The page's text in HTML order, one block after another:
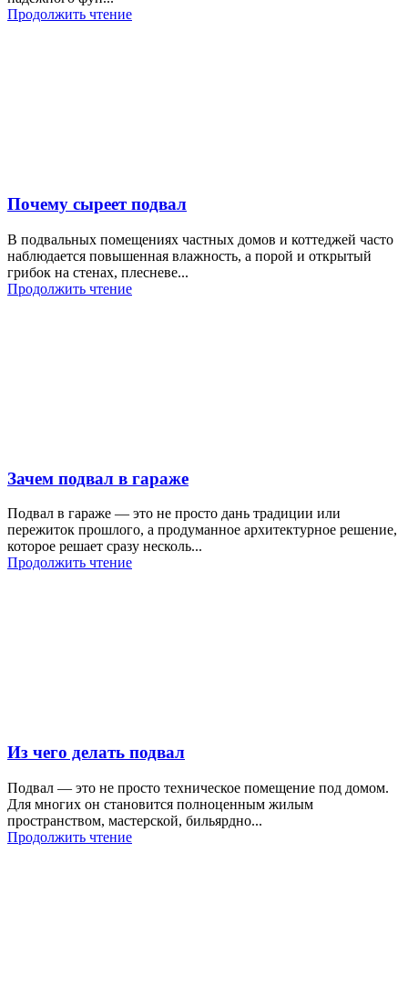
Продолжить чтение
Почему сыреет подвал
В подвальных помещениях частных домов и коттеджей часто
наблюдается повышенная влажность, а порой и открытый
грибок на стенах, плесневе...
Продолжить чтение
Зачем подвал в гараже
Подвал в гараже — это не просто дань традиции или
пережиток прошлого, а продуманное архитектурное решение,
которое решает сразу несколь...
Продолжить чтение
Из чего делать подвал
Подвал — это не просто техническое помещение под домом.
Для многих он становится полноценным жилым
пространством, мастерской, бильярдно...
Продолжить чтение